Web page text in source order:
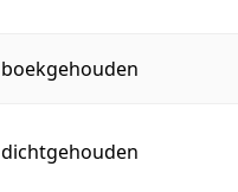
boekgehouden
dichtgehouden